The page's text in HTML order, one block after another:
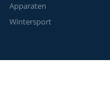
Apparaten
Wintersport